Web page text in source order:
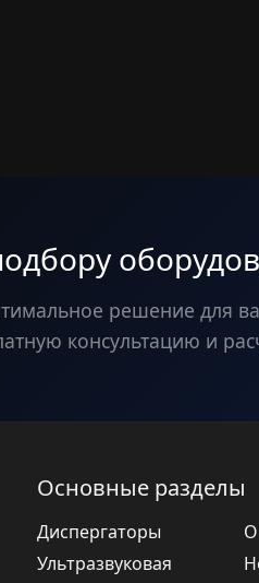
решение для
консультацию и
Основные разделы
Диспергаторы
Ультразвуковая